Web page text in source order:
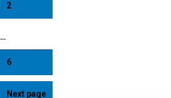
2
…
6
Next page